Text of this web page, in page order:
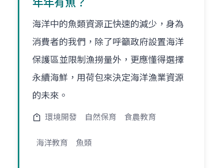
年年有魚？
海洋中的魚類資源正快速的減少，身為
消費者的我們，除了呼籲政府設置海洋
保護區並限制漁撈量外，更應懂得選擇
永續海鮮，用荷包來決定海洋漁業資源
的未來。
環境開發 自然保育 食農教育
海洋教育 魚類